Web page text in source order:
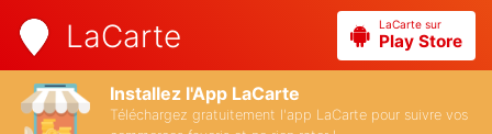
LaCarte LaCarte sur
Play Store
Installez l'App LaCarte
Téléchargez gratuitement l'app LaCarte pour suivre vos